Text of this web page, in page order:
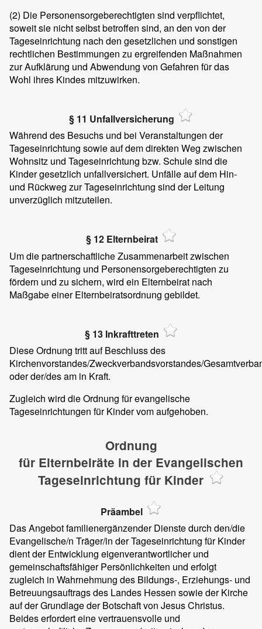
(2) Die Personensorgeberechtigten sind verpflichtet,
soweit sie nicht selbst betroffen sind, an den von der
Tageseinrichtung nach den gesetzlichen und sonstigen
rechtlichen Bestimmungen zu ergreifenden Maßnahmen
zur Aufklärung und Abwendung von Gefahren für das
Wohl ihres Kindes mitzuwirken.
§ 11 Unfallversicherung
Während des Besuchs und bei Veranstaltungen der
Tageseinrichtung sowie auf dem direkten Weg zwischen
Wohnsitz und Tageseinrichtung bzw. Schule sind die
Kinder gesetzlich unfallversichert. Unfälle auf dem Hin-
und Rückweg zur Tageseinrichtung sind der Leitung
unverzüglich mitzuteilen.
§ 12 Elternbeirat
Um die partnerschaftliche Zusammenarbeit zwischen
Tageseinrichtung und Personensorgeberechtigten zu
fördern und zu sichern, wird ein Elternbeirat nach
Maßgabe einer Elternbeiratsordnung gebildet.
§ 13 Inkrafttreten
Diese Ordnung tritt auf Beschluss des
Kirchenvorstandes/Zweckverbandsvorstandes/
oderder/desam in Kraft.
Zugleich wird die Ordnung für evangelische
Tageseinrichtungen für Kinder vomaufgehoben.
Ordnung
für Elternbeiräte in der Evangelischen
Tageseinrichtung für Kinder
Präambel
Das Angebot familienergänzender Dienste durch den/die
Evangelische/n Träger/in der Tageseinrichtung für Kinder
dient der Entwicklung eigenverantwortlicher und
gemeinschaftsfähiger Persönlichkeiten und erfolgt
zugleich in Wahrnehmung des Bildungs-, Erziehungs- und
Betreuungsauftrags des Landes Hessen sowie der Kirche
auf der Grundlage der Botschaft von Jesus Christus.
Beides erfordert eine vertrauensvolle und